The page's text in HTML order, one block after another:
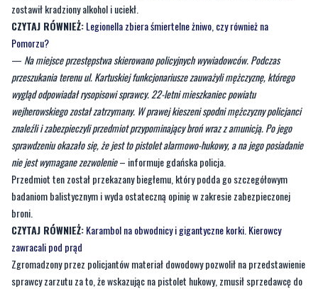
zostawił kradziony alkohol i uciekł.
CZYTAJ RÓWNIEŻ:Legionella zbiera śmiertelne żniwo, czy również na
Pomorzu?
— Na miejsce przestępstwa skierowano policyjnych wywiadowców. Podczas
przeszukania terenu ul. Kartuskiej funkcjonariusze zauważyli mężczyznę, którego
wygląd odpowiadał rysopisowi sprawcy. 22-letni mieszkaniec powiatu
wejherowskiego został zatrzymany. W prawej kieszeni spodni mężczyzny policjanci
znaleźli i zabezpieczyli przedmiot przypominający broń wraz z amunicją. Po jego
sprawdzeniu okazało się, że jest to pistolet alarmowo-hukowy, a na jego posiadanie
nie jest wymagane zezwolenie– informuje gdańska policja.
Przedmiot ten został przekazany biegłemu, który podda go szczegółowym
badaniom balistycznym i wyda ostateczną opinię w zakresie zabezpieczonej
broni.
CZYTAJ RÓWNIEŻ:Karambol na obwodnicy i gigantyczne korki. Kierowcy
zawracali pod prąd
Zgromadzony przez policjantów materiał dowodowy pozwolił na przedstawienie
sprawcy zarzutu za to, że wskazując na pistolet hukowy, zmusił sprzedawcę do